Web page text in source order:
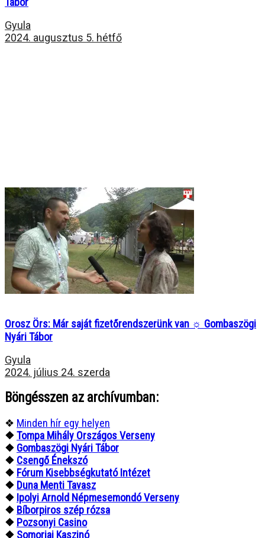
Gyula
2024. augusztus 5. hétfő
Orosz Örs: Már saját fizetőrendszerünk van ☼ Gombaszögi
Nyári Tábor
Gyula
2024. július 24. szerda
Böngésszen az archívumban:
❖ Minden hír egy helyen
❖Tompa Mihály Országos Verseny
❖ Gombaszögi Nyári Tábor
❖ Csengő Énekszó
❖ Fórum Kisebbségkutató Intézet
❖ Duna Menti Tavasz
❖ Ipolyi Arnold Népmesemondó Verseny
❖ Bíborpiros szép rózsa
❖ Pozsonyi Casino
❖ Somorjai Kaszinó